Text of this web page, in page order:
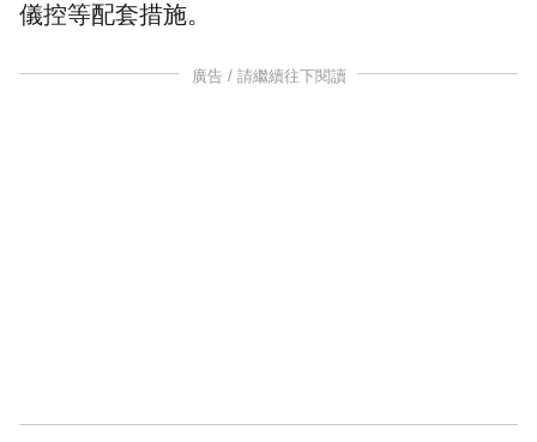
儀控等配套措施。
廣告 / 請繼續往下閱讀